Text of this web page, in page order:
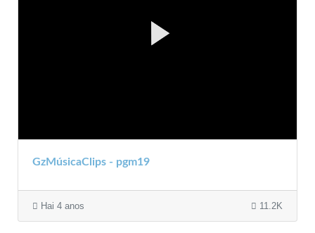
GzMúsicaClips - pgm19
Hai 4 anos 11.2K